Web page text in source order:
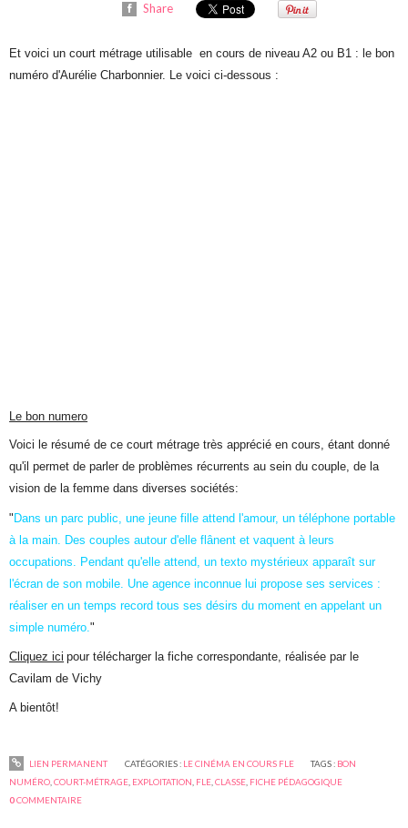
Share
Et voici un court métrage utilisable en cours de niveau A2 ou B1 : le bon
numéro d'Aurélie Charbonnier. Le voici ci-dessous :
Le bon numero
Voici le résumé de ce court métrage très apprécié en cours, étant donné
qu'il permet de parler de problèmes récurrents au sein du couple, de la
vision de la femme dans diverses sociétés:
"Dans un parc public, une jeune fille attend l'amour, un téléphone portable
à la main. Des couples autour d'elle flânent et vaquent à leurs
occupations. Pendant qu'elle attend, un texto mystérieux apparaît sur
l'écran de son mobile. Une agence inconnue lui propose ses services :
réaliser en un temps record tous ses désirs du moment en appelant un
simple numéro."
Cliquez ici pour télécharger la fiche correspondante, réalisée par le
Cavilam de Vichy
A bientôt!
LIEN PERMANENT CATÉGORIES : LE CINÉMA EN COURS FLE TAGS : BON
NUMÉRO ,COURT-MÉTRAGE EXPLOITATION FLE ,CLASSE FICHE PÉDAGOGIQUE
0COMMENTAIRE